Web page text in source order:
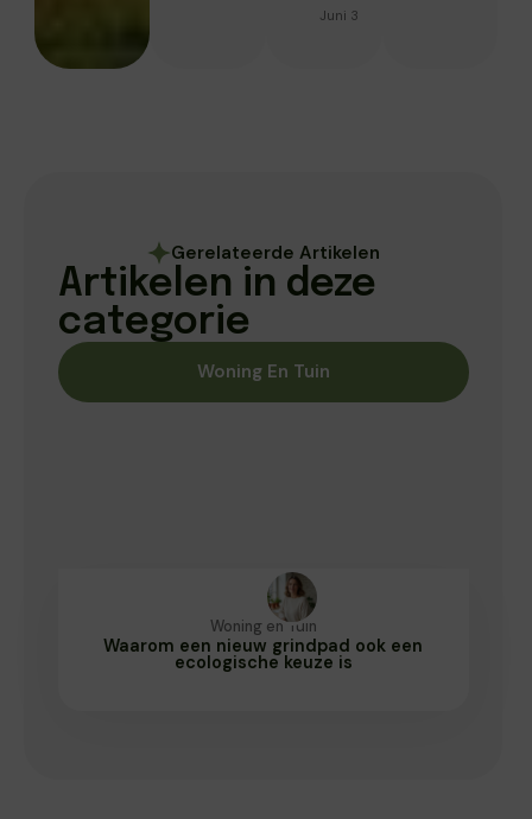
Juni 30, 2026
Gerelateerde Artikelen
Artikelen in deze
categorie
Woning En Tuin
Woning en Tuin
Waarom een nieuw grindpad ook een
ecologische keuze is